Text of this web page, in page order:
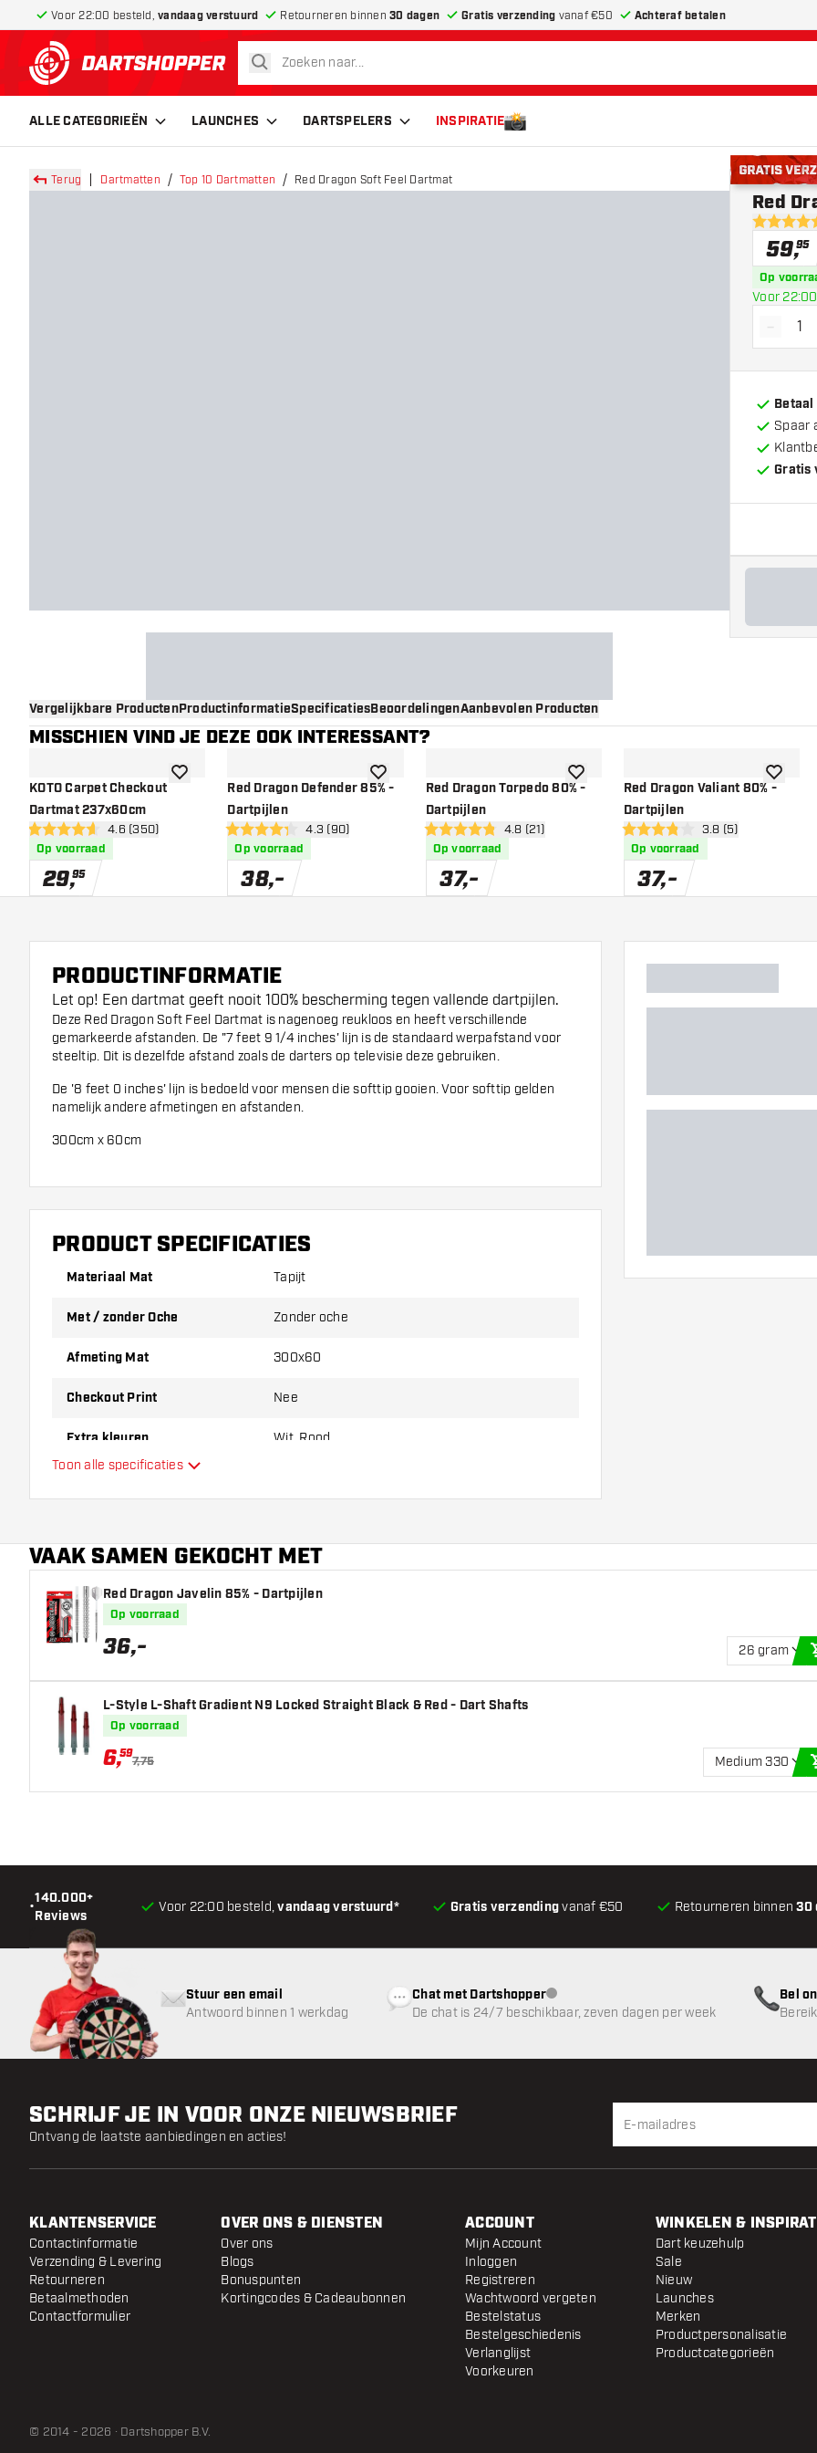
Voor 22:00 besteld, vandaag verstuurd Retourneren binnen 30 dagen Gratis verzending vanaf €50 Achteraf betalen
terug naar home pagina
zoeken
ALLE CATEGORIEËN LAUNCHES DARTSPELERS INSPIRATIE
Terug Dartmatten Top 10 Dartmatten Red Dragon Soft Feel Dartmat
Gratis
4.6 score
Red
59,95
Op
Voor
-
Spaar
Gratis
Vergelijkbare ProductenProductinformatieSpecificatiesBeoordelingenAanbevolen Producten
MISSCHIEN VIND JE DEZE OOK INTERESSANT?
KOTO Carpet Checkout
Dartmat 237x60cm
open reviews drawer
4.6 score sterren4.6 (350)
Op voorraad
29,95
toevoegen aan verlanglijst
Red Dragon Defender 85% -
Dartpijlen
open reviews drawer
4.3 score sterren4.3 (90)
Op voorraad
38,-
toevoegen aan verlanglijst
Red Dragon Torpedo 80% -
Dartpijlen
open reviews drawer
4.8 score sterren4.8 (21)
Op voorraad
37,-
toevoegen aan verlanglijst
Red Dragon Valiant 80% -
Dartpijlen
open reviews drawer
3.8 score sterren3.8 (5)
Op voorraad
37,-
PRODUCTINFORMATIE
Let op! Een dartmat geeft nooit 100% bescherming tegen vallende dartpijlen.
Deze Red Dragon Soft Feel Dartmat is nagenoeg reukloos en heeft verschillende
gemarkeerde afstanden. De "7 feet 9 1/4 inches' lijn is de standaard werpafstand voor
steeltip. Dit is dezelfde afstand zoals de darters op televisie deze gebruiken.
De '8 feet 0 inches' lijn is bedoeld voor mensen die softtip gooien. Voor softtip gelden
namelijk andere afmetingen en afstanden.
300cm x 60cm
PRODUCT SPECIFICATIES
Materiaal Mat Tapijt
Met / zonder Oche Zonder oche
Afmeting Mat 300x60
Checkout Print Nee
Extra kleuren Wit, Rood
Toon alle specificaties
VAAK SAMEN GEKOCHT MET
Red Dragon Javelin 85% - Dartpijlen
Op voorraad
36,- 26 gram
L-Style L-Shaft Gradient N9 Locked Straight Black & Red - Dart Shafts
Op voorraad
6,59
7,75 Medium 330
•
140.000+
Reviews
Voor 22:00 besteld,vandaag verstuurd* Gratis verzendingvanaf €50 Retourneren binnen30
Stuur een email
Antwoord binnen 1 werkdag
Chat met Dartshopperklantenservice niet beschikbaar
De chat is 24/7 beschikbaar, zeven dagen per week
Bel
SCHRIJF JE IN VOOR ONZE NIEUWSBRIEF
Ontvang de laatste aanbiedingen en acties!
KLANTENSERVICE
Contactinformatie
Verzending & Levering
Retourneren
Betaalmethoden
Contactformulier
OVER ONS & DIENSTEN
Over ons
Blogs
Bonuspunten
Kortingcodes & Cadeaubonnen
ACCOUNT
Mijn Account
Inloggen
Registreren
Wachtwoord vergeten
Bestelstatus
Bestelgeschiedenis
Verlanglijst
Voorkeuren
WINKELEN &
Dart keuzehulp
Sale
Nieuw
Launches
Merken
Productpersonalisatie
Productcategorieën
© 2014 - 2026 · Dartshopper B.V.